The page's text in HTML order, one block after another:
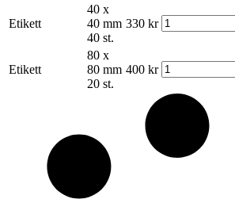
Etikett
40 x
40 mm
40 st.
330 kr
Etikett
80 x
80 mm
20 st.
400 kr